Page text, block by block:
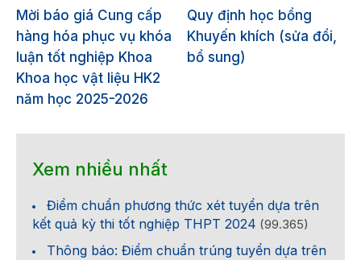
Mời báo giá Cung cấp
hàng hóa phục vụ khóa
luận tốt nghiệp Khoa
Khoa học vật liệu HK2
năm học 2025-2026
Quy định học bổng
Khuyến khích (sửa đổi,
bổ sung)
Xem nhiều nhất
Điểm chuẩn phương thức xét tuyển dựa trên
kết quả kỳ thi tốt nghiệp THPT 2024 (99.365)
Thông báo: Điểm chuẩn trúng tuyển dựa trên